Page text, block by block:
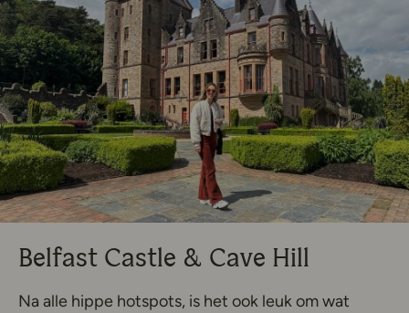
Belfast Castle & Cave Hill
Na alle hippe hotspots, is het ook leuk om wat